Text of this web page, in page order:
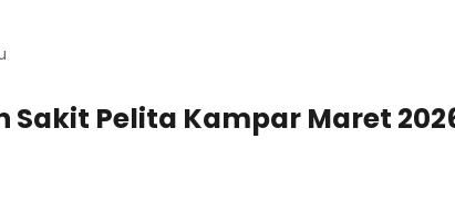
Sakit Pelita Kampar Maret